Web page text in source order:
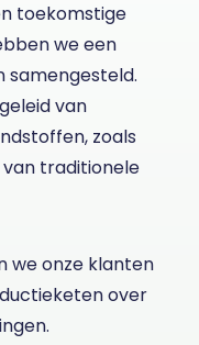
toekomstige
we een
samengesteld.
van
zoals
traditionele
we onze klanten
over